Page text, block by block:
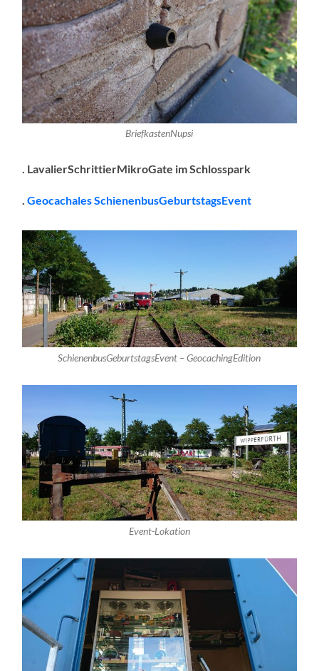
BriefkastenNupsi
. LavalierSchrittierMikroGate im Schlosspark
.Geocachales SchienenbusGeburtstagsEvent
SchienenbusGeburtstagsEvent – GeocachingEdition
Event-Lokation